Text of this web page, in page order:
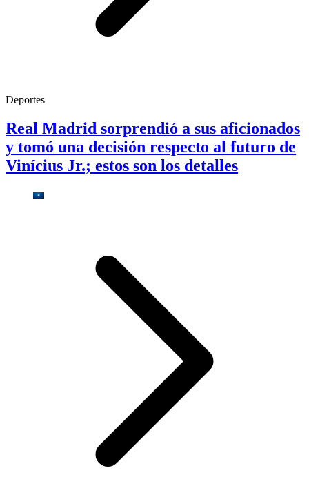
Deportes
Real Madrid sorprendió a sus aficionados
y tomó una decisión respecto al futuro de
Vinícius Jr.; estos son los detalles